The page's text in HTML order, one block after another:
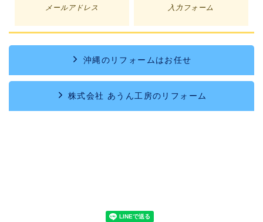
メールアドレス 入力フォーム
沖縄のリフォームはお任せ
株式会社 あうん工房のリフォーム